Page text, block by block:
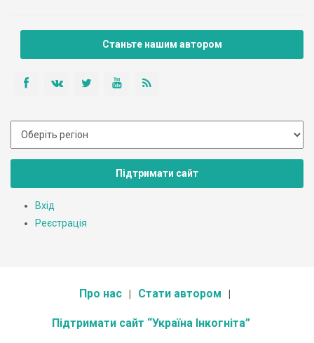
Станьте нашим автором
Підтримати сайт
Вхід
Реєстрація
Про нас Стати автором
Підтримати сайт “Україна Інкогніта”